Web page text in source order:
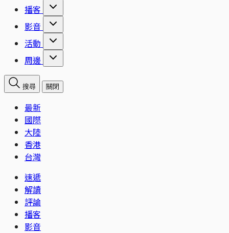
播客
影音
活動
周邊
搜尋 關閉
最新
國際
大陸
香港
台灣
速遞
解讀
評論
播客
影音